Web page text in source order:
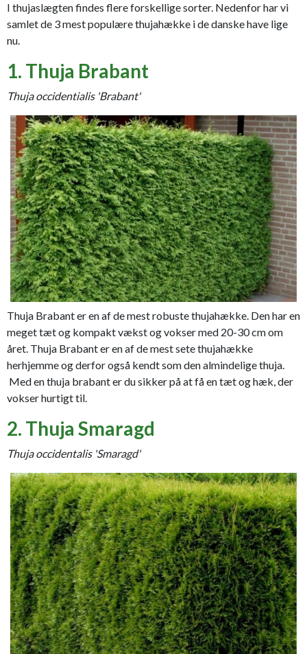
I thujaslægten findes flere forskellige sorter. Nedenfor har vi
samlet de 3 mest populære thujahække i de danske have lige
nu.
1. Thuja Brabant
Thuja occidentialis 'Brabant'
Thuja Brabant er en af de mest robuste thujahække. Den har en
meget tæt og kompakt vækst og vokser med 20-30 cm om
året. Thuja Brabant er en af de mest sete thujahække
herhjemme og derfor også kendt som den almindelige thuja.
Med en thuja brabant er du sikker på at få en tæt og hæk, der
vokser hurtigt til.
2. Thuja Smaragd
Thuja occidentalis 'Smaragd'